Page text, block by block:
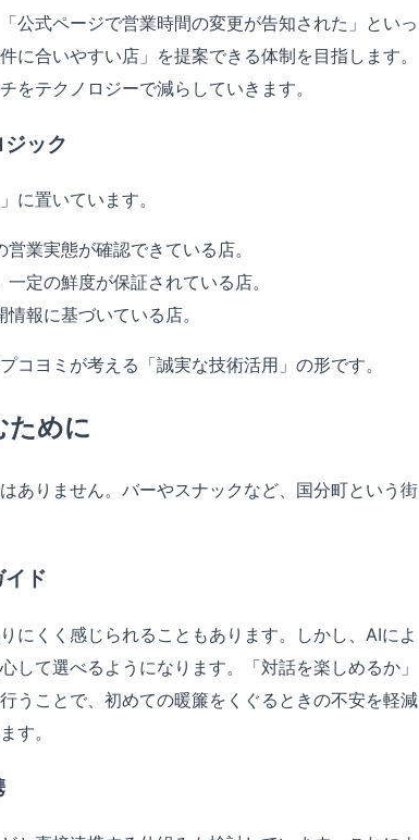
公式ページで営業時間の変更が告知された」といっ
合いやすい店」を提案できる体制を目指します。
をテクノロジーで減らしていきます。
ック
に置いています。
業実態が確認できている店。
定の鮮度が保証されている店。
報に基づいている店。
ヨミが考える「誠実な技術活用」の形です。
ために
ありません。バーやスナックなど、国分町という街
ド
にくく感じられることもあります。しかし、AIによ
て選べるようになります。「対話を楽しめるか」
うことで、初めての暖簾をくぐるときの不安を軽減
す。